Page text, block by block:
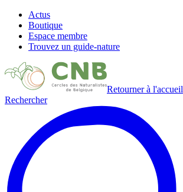
Actus
Boutique
Espace membre
Trouvez un guide-nature
Retourner à l'accueil
Rechercher